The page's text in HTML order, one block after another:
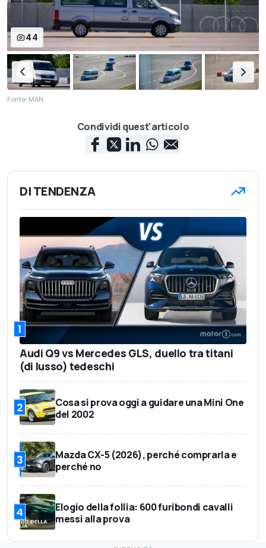
44
Fonte: MAN
Condividi quest'articolo
DI TENDENZA
1
Audi Q9 vs Mercedes GLS, duello tra titani
(di lusso) tedeschi
2
Cosa si prova oggi a guidare una Mini One
del 2002
3
Mazda CX-5 (2026), perché comprarla e
perché no
4
Elogio della follia: 600 furibondi cavalli
messi alla prova